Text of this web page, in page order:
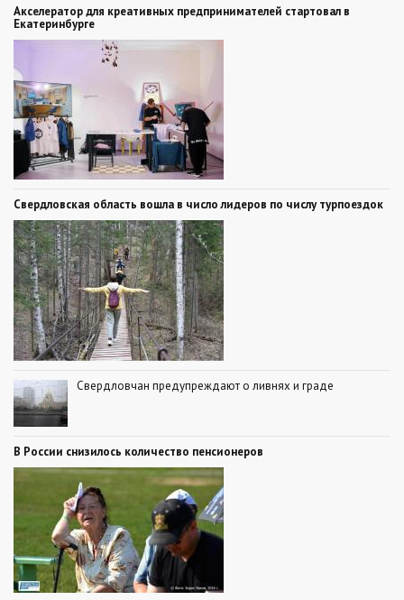
Акселератор для креативных предпринимателей стартовал в
Екатеринбурге
Свердловская область вошла в число лидеров по числу турпоездок
Свердловчан предупреждают о ливнях и граде
В России снизилось количество пенсионеров